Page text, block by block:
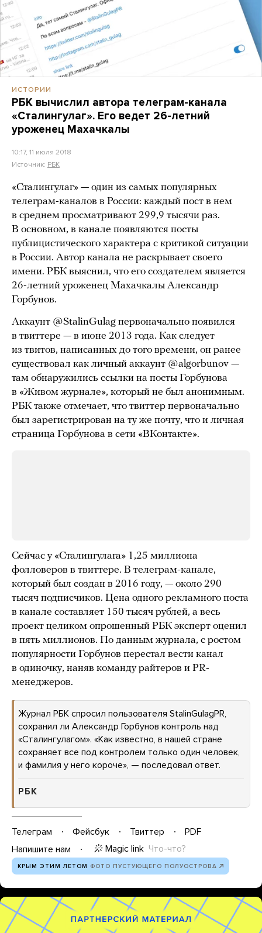
ИСТОРИИ
РБК вычислил автора телеграм-канала
«Сталингулаг». Его ведет 26-летний
уроженец Махачкалы
10:17, 11 июля 2018
Источник: РБК
«Сталингулаг» — один из самых популярных
телеграм-каналов в России: каждый пост в нем
в среднем просматривают 299,9 тысячи раз.
В основном, в канале появляются посты
публицистического характера с критикой ситуации
в России. Автор канала не раскрывает своего
имени. РБК выяснил, что его создателем является
26-летний уроженец Махачкалы Александр
Горбунов.
Аккаунт @StalinGulag первоначально появился
в твиттере — в июне 2013 года. Как следует
из твитов, написанных до того времени, он ранее
существовал как личный аккаунт @algorbunov —
там обнаружились ссылки на посты Горбунова
в «Живом журнале», который не был анонимным.
РБК также отмечает, что твиттер первоначально
был зарегистрирован на ту же почту, что и личная
страница Горбунова в сети «ВКонтакте».
Сейчас у «Сталингулага» 1,25 миллиона
фолловеров в твиттере. В телеграм-канале,
который был создан в 2016 году, — около 290
тысяч подписчиков. Цена одного рекламного поста
в канале составляет 150 тысяч рублей, а весь
проект целиком опрошенный РБК эксперт оценил
в пять миллионов. По данным журнала, с ростом
популярности Горбунов перестал вести канал
в одиночку, наняв команду райтеров и PR-
менеджеров.
Журнал РБК спросил пользователя StalinGulagPR,
сохранил ли Александр Горбунов контроль над
«Сталингулагом». «Как известно, в нашей стране
сохраняет все под контролем только один человек,
и фамилия у него короче», — последовал ответ.
РБК
Телеграм Фейсбук Твиттер
PDF
Напишите нам
Magic link Что-что?
КРЫМ ЭТИМ ЛЕТОМ ФОТО ПУСТУЮЩЕГО ПОЛУОСТРОВА